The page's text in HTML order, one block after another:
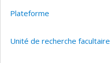
Plateforme
Unité de recherche facultaire